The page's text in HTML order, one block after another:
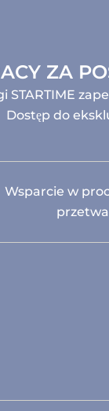
ZA
STARTIME
Dostęp do
Wsparcie w